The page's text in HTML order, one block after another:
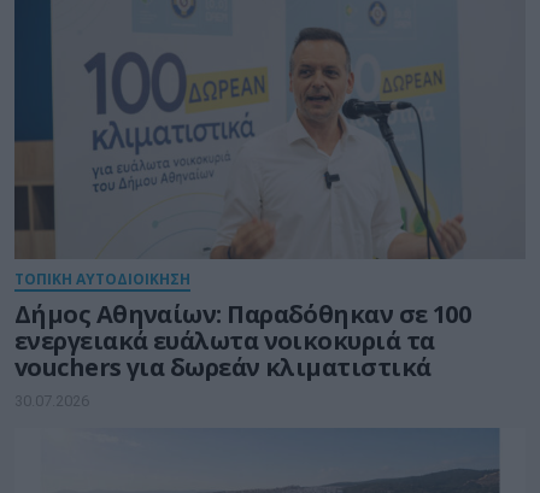
ΤΟΠΙΚΗ ΑΥΤΟΔΙΟΙΚΗΣΗ
Δήμος Αθηναίων: Παραδόθηκαν σε 100
ενεργειακά ευάλωτα νοικοκυριά τα
vouchers για δωρεάν κλιματιστικά
30.07.2026